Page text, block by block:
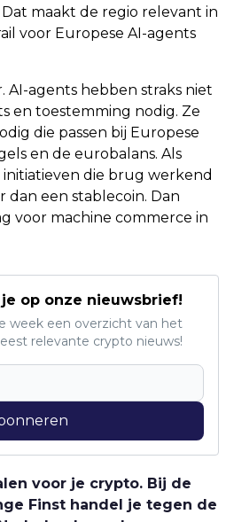
maakt de regio relevant in
voor Europese AI-agents
AI-agents hebben straks niet
en toestemming nodig. Ze
die passen bij Europese
en de eurobalans. Als
die brug werkend
dan een stablecoin. Dan
voor machine commerce in
op onze nieuwsbrief!
week een overzicht van het
relevante crypto nieuws!
voor je crypto. Bij de
Finst handel je tegen de